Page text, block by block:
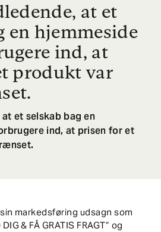
at et
en hjemmeside
ind, at
produkt var
et selskab bag en
ind, at prisen for et
markedsføring udsagn som
& FÅ GRATIS FRAGT” og